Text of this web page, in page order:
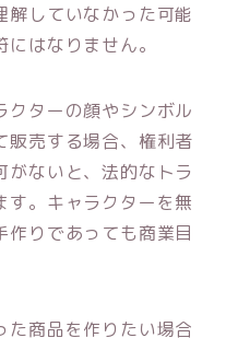
解していなかった可能
はなりません。
クターの顔やシンボル
販売する場合、権利者
がないと、法的なトラ
す。キャラクターを無
作りであっても商業目
た商品を作りたい場合